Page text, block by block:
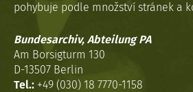
pohybuje podle množství stránek a
Bundesarchiv, Abteilung PA
Am Borsigturm 130
D-13507 Berlin
Tel.: +49 (030) 18 7770-1158